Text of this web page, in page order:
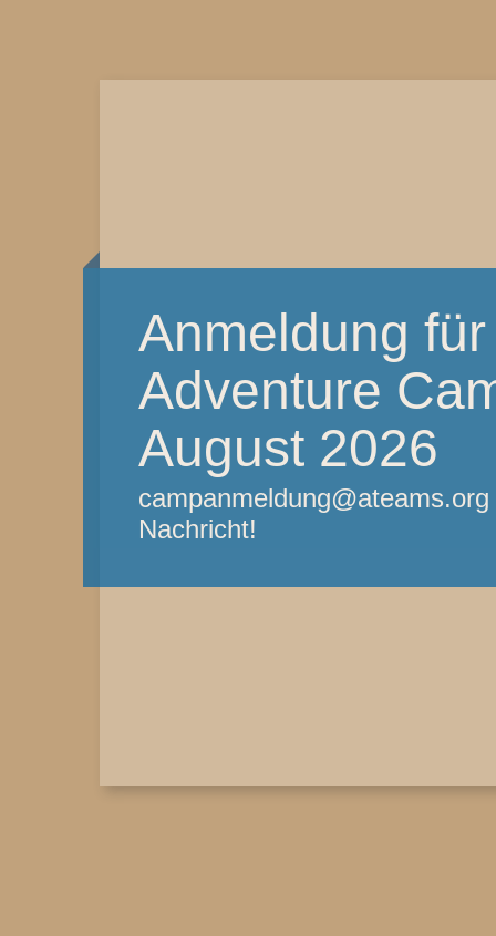
Anmeldung
Adventure
August 2026
Nachricht!